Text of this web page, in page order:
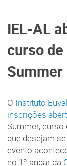
IEL-AL
curso
O Instituto
inscrições
Summer, curso
que desejam
evento
no 1º andar da